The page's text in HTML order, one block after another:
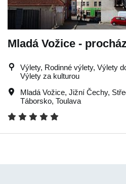
Mladá Vožice -
Výlety, Rodinné výlety, Výlety
Výlety za kulturou
Mladá Vožice, Jižní Čechy,
Táborsko, Toulava